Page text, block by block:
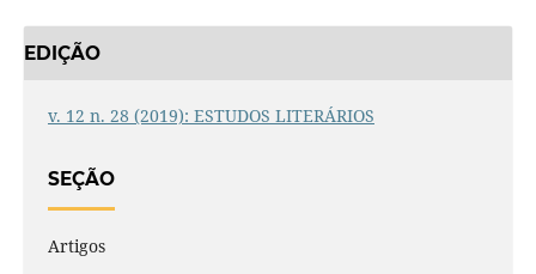
EDIÇÃO
v. 12 n. 28 (2019): ESTUDOS LITERÁRIOS
SEÇÃO
Artigos